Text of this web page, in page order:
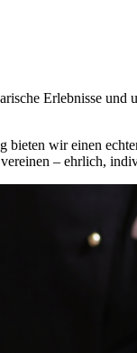
Erlebnisse und
wir einen
– ehrlich,